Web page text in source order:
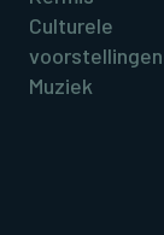
Culturele
voorstellingen
Muziek